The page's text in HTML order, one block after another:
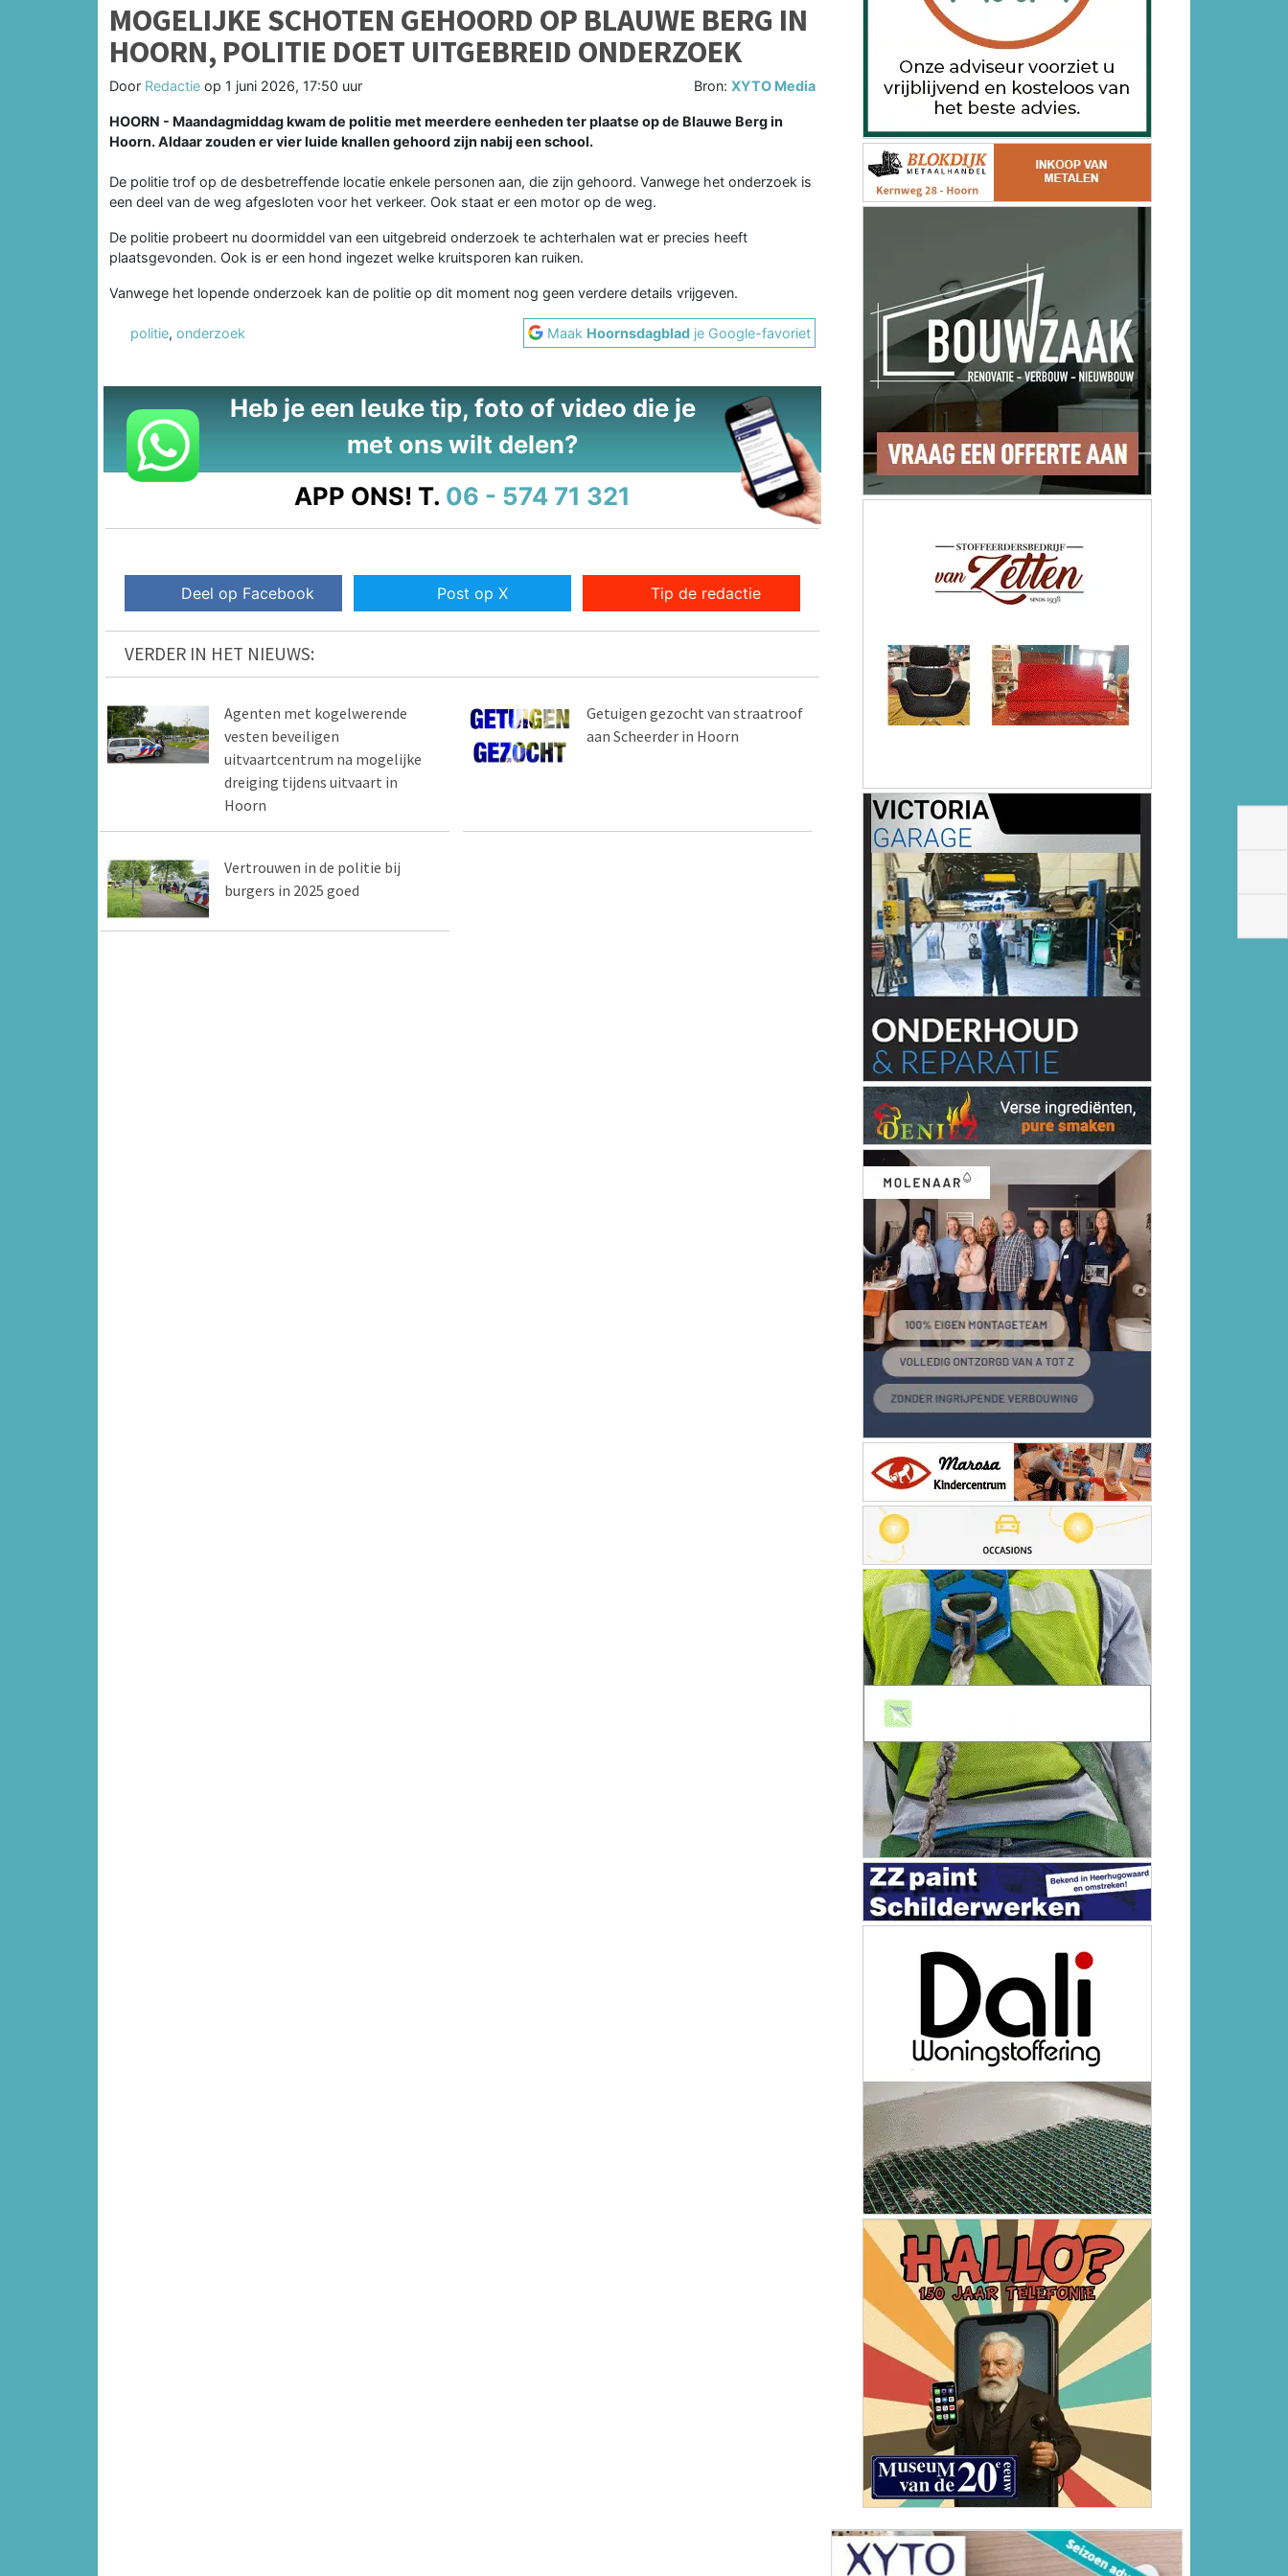
MOGELIJKE SCHOTEN GEHOORD OP BLAUWE BERG IN
HOORN, POLITIE DOET UITGEBREID ONDERZOEK
Door Redactie op 1 juni 2026, 17:50 uur Bron:XYTO Media
HOORN - Maandagmiddag kwam de politie met meerdere eenheden ter plaatse op de Blauwe Berg in
Hoorn. Aldaar zouden er vier luide knallen gehoord zijn nabij een school.
De politie trof op de desbetreffende locatie enkele personen aan, die zijn gehoord. Vanwege het onderzoek is
een deel van de weg afgesloten voor het verkeer. Ook staat er een motor op de weg.
De politie probeert nu doormiddel van een uitgebreid onderzoek te achterhalen wat er precies heeft
plaatsgevonden. Ook is er een hond ingezet welke kruitsporen kan ruiken.
Vanwege het lopende onderzoek kan de politie op dit moment nog geen verdere details vrijgeven.
politie, onderzoek Maak Hoornsdagblad je Google-favoriet
Heb je een leuke tip, foto of video die je
met ons wilt delen?
APP ONS! T. 06 - 574 71 321
Deel op Facebook Post op X Tip de redactie
VERDER IN HET NIEUWS:
Agenten met kogelwerende
vesten beveiligen
uitvaartcentrum na mogelijke
dreiging tijdens uitvaart in
Hoorn
Getuigen gezocht van straatroof
aan Scheerder in Hoorn
Vertrouwen in de politie bij
burgers in 2025 goed